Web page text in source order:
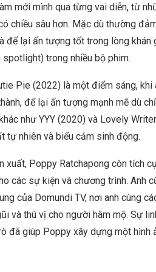
mới mình qua từng vai diễn, từ
chiều sâu hơn. Mặc dù thường
để lại ấn tượng tốt trong lòng khán
trong nhiều bộ phim.
Pie (2022) là một điểm sáng, khi
để lại ấn tượng mạnh mẽ dù
như YYY (2020) và Lovely
tự nhiên và biểu cảm sinh động.
xuất, Poppy Ratchapong còn tích
các sự kiện và chương trình. Anh
của Domundi TV, nơi anh cùng
và thú vị cho người hâm mộ. Sự
đã giúp Poppy xây dựng một hình